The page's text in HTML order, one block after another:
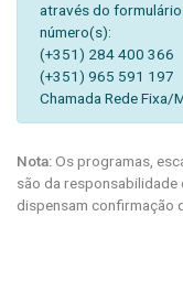
através do formulário
número(s):
(+351) 284 400 366
(+351) 965 591 197
Chamada Rede Fixa/
Nota:Os programas,
são da
dispensam confirmação